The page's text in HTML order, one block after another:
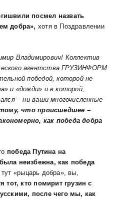
посмел назвать
добра», хотя в Поздравлении
Владимирович! Коллектив
агентства ГРУЗИНФОРМ
победой, которой не
и «дожди» и в которой,
– ни ваши многочисленные
что происшедшее –
как победа добра
победа Путина на
неизбежна, как победа
«рыцарь добра», вы,
тот, кто помирит грузин с
после чего мы, как